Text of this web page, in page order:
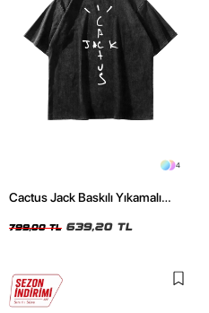
4
Cactus Jack Baskılı Yıkamalı
799,00 TL 639,20 TL